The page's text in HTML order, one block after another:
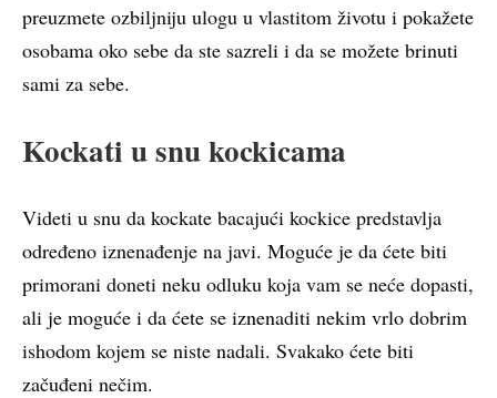
preuzmete ozbiljniju ulogu u vlastitom životu i pokažete
osobama oko sebe da ste sazreli i da se možete brinuti
sami za sebe.
Kockati u snu kockicama
Videti u snu da kockate bacajući kockice predstavlja
određeno iznenađenje na javi. Moguće je da ćete biti
primorani doneti neku odluku koja vam se neće dopasti,
ali je moguće i da ćete se iznenaditi nekim vrlo dobrim
ishodom kojem se niste nadali. Svakako ćete biti
začuđeni nečim.